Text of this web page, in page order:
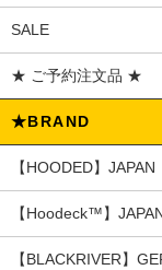
SALE
★ ご予約注文品 ★
★BRAND
【HOODED】JAPAN
【Hoodeck™️】
【BLACKRIVER】